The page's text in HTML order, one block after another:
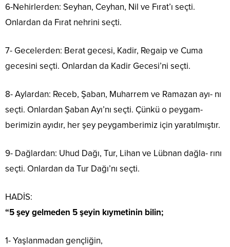
6-Nehirlerden: Seyhan, Ceyhan, Nil ve Fırat’ı seçti.
Onlardan da Fırat nehrini seçti.
7- Gecelerden: Berat gecesi, Kadir, Regaip ve Cuma
gecesini seçti. Onlardan da Kadir Gecesi’ni seçti.
8- Aylardan: Receb, Şaban, Muharrem ve Ramazan ayı- nı
seçti. Onlardan Şaban Ayı’nı seçti. Çünkü o peygam-
berimizin ayıdır, her şey peygamberimiz için yaratılmıştır.
9- Dağlardan: Uhud Dağı, Tur, Lihan ve Lübnan dağla- rını
seçti. Onlardan da Tur Dağı’nı seçti.
HADİS:
“5 şey gelmeden 5 şeyin kıymetinin bilin;
1- Yaşlanmadan gençliğin,